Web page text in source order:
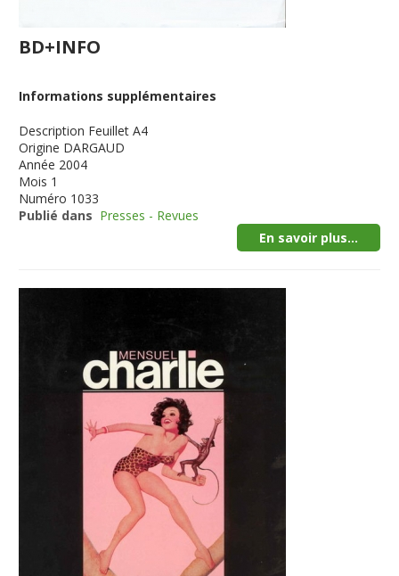
BD+INFO
Informations supplémentaires
Description Feuillet A4
Origine DARGAUD
Année 2004
Mois 1
Numéro 1033
Publié dans Presses - Revues
En savoir plus...